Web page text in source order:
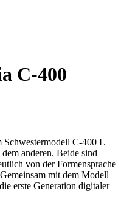
C-400
Schwestermodell C-400 L
anderen. Beide sind
von der Formensprache
mit dem Modell
erste Generation digitaler